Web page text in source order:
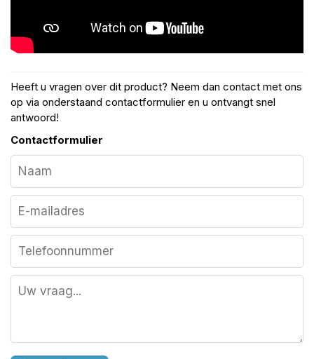
Heeft u vragen over dit product? Neem dan contact met ons
op via onderstaand contactformulier en u ontvangt snel
antwoord!
Contactformulier